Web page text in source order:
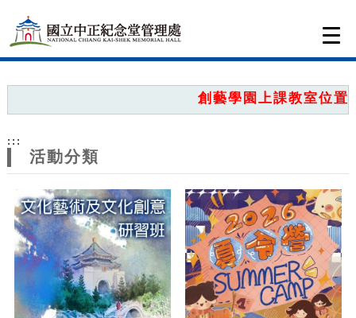
網
站
主
題
創藝學園上課教室位置圖
:::
活動分類